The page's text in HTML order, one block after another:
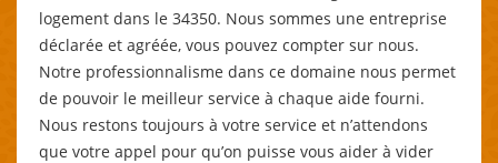
logement dans le 34350. Nous sommes une entreprise
déclarée et agréée, vous pouvez compter sur nous.
Notre professionnalisme dans ce domaine nous permet
de pouvoir le meilleur service à chaque aide fourni.
Nous restons toujours à votre service et n’attendons
que votre appel pour qu’on puisse vous aider à vider